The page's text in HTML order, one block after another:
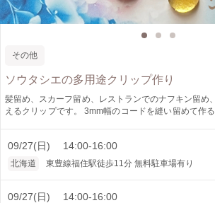
その他
ソウタシエの多用途クリップ作り
髪留め、スカーフ留め、レストランでのナフキン留め
えるクリップです。 3mm幅のコードを縫い留めて作る「ソウタシエ」 長さ9cm
09/27(日) 14:00-16:00
北海道 東豊線福住駅徒歩11分 無料駐車場有り
09/27(日) 14:00-16:00